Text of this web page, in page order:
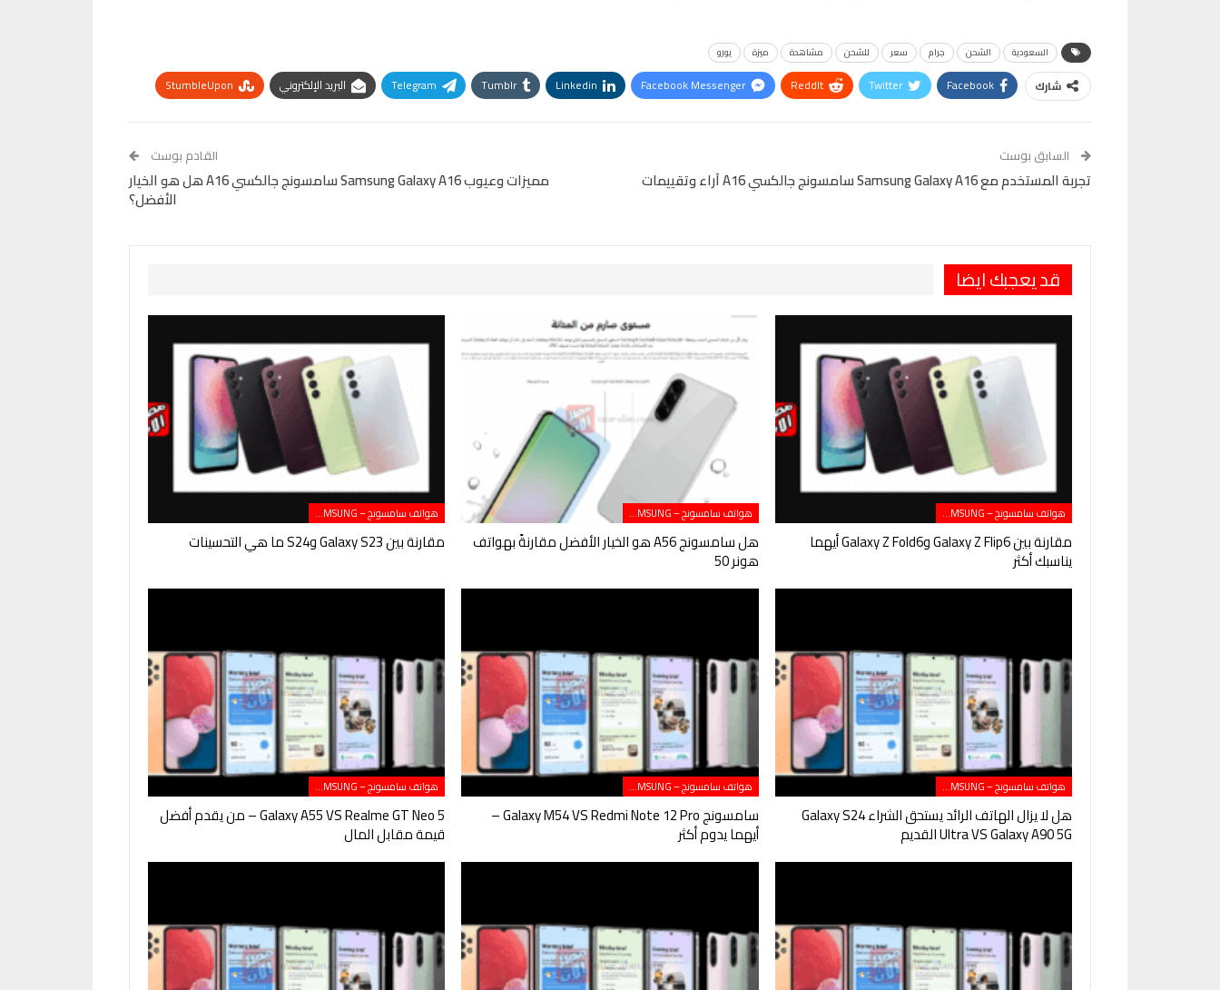
السعودية الشحن جرام سعر للشحن مشاهدة ميزة يورو
شارك Facebook
Twitter
ReddIt
Facebook Messenger
Linkedin
Tumblr
Telegram البريد الإلكتروني
StumbleUpon
السابق بوست
تجربة المستخدم مع Samsung Galaxy A16 سامسونج جالكسي A16 آراء وتقييمات
القادم بوست
مميزات وعيوب Samsung Galaxy A16 سامسونج جالكسي A16 هل هو الخيار
الأفضل؟
قد يعجبك ايضا
هواتف سامسونج – SAMSUNG
مقارنة بين Galaxy Z Flip6 وGalaxy Z Fold6 أيهما
يناسبك أكثر
هواتف سامسونج – SAMSUNG
هل سامسونج A56 هو الخيار الأفضل مقارنةً بهواتف
هونر 50
هواتف سامسونج – SAMSUNG
مقارنة بين Galaxy S23 وS24 ما هي التحسينات
هواتف سامسونج – SAMSUNG
هل لا يزال الهاتف الرائد يستحق الشراء Galaxy S24
Ultra VS Galaxy A90 5G القديم
هواتف سامسونج – SAMSUNG
سامسونج Galaxy M54 VS Redmi Note 12 Pro –
أيهما يدوم أكثر
هواتف سامسونج – SAMSUNG
Galaxy A55 VS Realme GT Neo 5 – من يقدم أفضل
قيمة مقابل المال